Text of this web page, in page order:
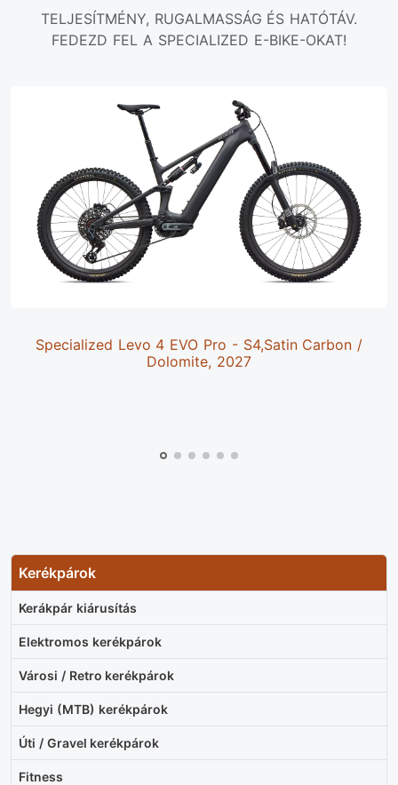
Kerékpárok
Kerákpár kiárusítás
Elektromos kerékpárok
Városi / Retro kerékpárok
Hegyi (MTB) kerékpárok
Úti / Gravel kerékpárok
Fitness
TELJESÍTMÉNY, RUGALMASSÁG ÉS HATÓTÁV.
FEDEZD FEL A SPECIALIZED E-BIKE-OKAT!
Specialized Levo 4 EVO Pro - S4,Satin Carbon /
Dolomite, 2027